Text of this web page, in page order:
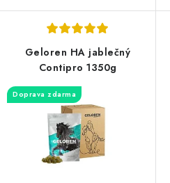
Geloren HA jablečný
Contipro 1350g
Doprava zdarma